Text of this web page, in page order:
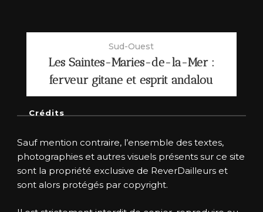
Sud-Ouest
Les Saintes-Maries-de-la-Mer :
ferveur gitane et esprit andalou
Crédits
Sauf mention contraire, l’ensemble des textes,
photographies et autres visuels présents sur ce site
sont la propriété exclusive de ReverDailleurs et
sont alors protégés par copyright.